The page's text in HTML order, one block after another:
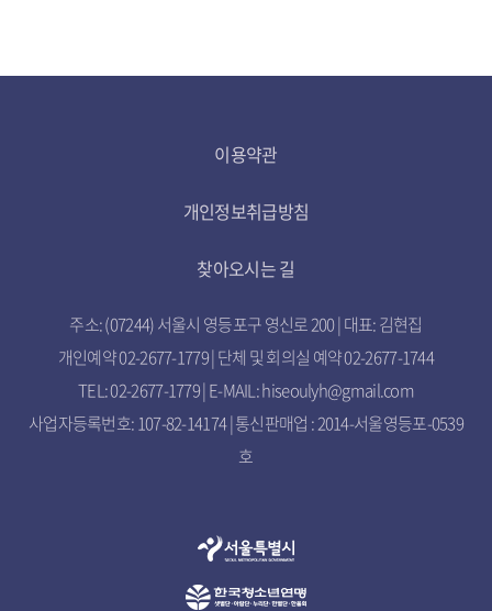
이용약관
개인정보취급방침
찾아오시는 길
주소: (07244) 서울시 영등포구 영신로 200 | 대표: 김현집
개인예약 02-2677-1779 | 단체 및 회의실 예약 02-2677-1744
TEL: 02-2677-1779 | E-MAIL: hiseoulyh@gmail.com
사업자등록번호: 107-82-14174 | 통신판매업 : 2014-서울영등포-0539
호